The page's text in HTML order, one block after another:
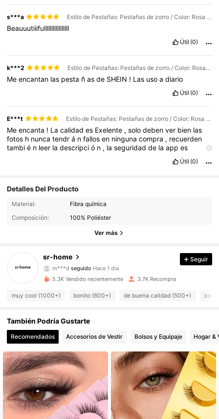
s***a Estilo de Pestañas: Pestañas de zorro / Color: Rosa / Especificación General: YW-001
Beauuutiiifulllllllllllllllll
Útil (0)
k***2 Estilo de Pestañas: Pestañas de zorro / Color: Rosa / Especificación General: YW-001
Meencantan las pesta ñasde SHEIN ! Las usoadiario
Útil (0)
E***t Estilo de Pestañas: Pestañas de zorro / Color: Rosa / Especificación General: YW-001
Meencanta ! Lacalidades Exelente ,solodebenver bien las
fotos h nuncatendrá nfallosen ningunacompra , recuerden
tambié n leer ladescripció n , laseguridadde laappes
Útil (0)
Detalles Del Producto
Material:
Fibra química
Composición:
100% Poliéster
Ver más
sr-home
4,93
305 Seguidores
m***d
seguido Hace 1 día
305 Seguidores
4,93 305 Seguidores
4,93 305 Seguidores
4,93 305 Seguidores
4,93 305 Seguidores
4,93 305 Seguidores
4,93 305 Seguidores
Seguir
5.3K Vendido recientemente 3.7K Recompra
muy cool (1000+) bonito (600+) de buena calidad (500+)
También Podría Gustarte
Recomendados Accesorios de Vestir Bolsos y Equipaje Hogar &